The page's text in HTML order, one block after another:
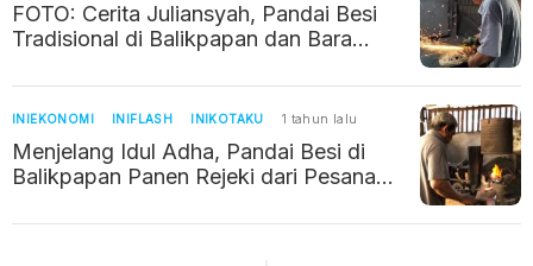
FOTO: Cerita Juliansyah, Pandai Besi
Tradisional di Balikpapan dan Bara
INIEKONOMI INIFLASH INIKOTAKU 1 tahun lalu
Menjelang Idul Adha, Pandai Besi di
Balikpapan Panen Rejeki dari Pesanan